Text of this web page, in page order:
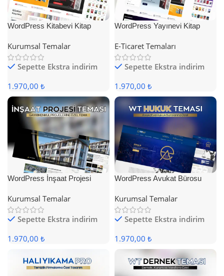
WordPress Kitabevi Kitap
Kurumsal Temalar
Sepette Ekstra indirim
1.970,00 ₺
WordPress Yayınevi Kitap
E-Ticaret Temaları
Sepette Ekstra indirim
1.970,00 ₺
WordPress İnşaat Projesi
Kurumsal Temalar
Sepette Ekstra indirim
1.970,00 ₺
WordPress Avukat Bürosu
Kurumsal Temalar
Sepette Ekstra indirim
1.970,00 ₺